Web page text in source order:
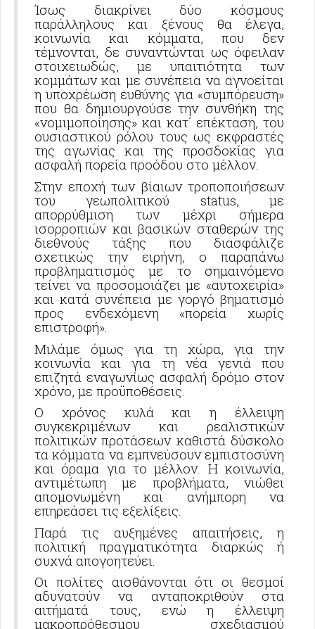
Ίσως διακρίνει δύο κόσμους
παράλληλους και ξένους θα έλεγα,
κοινωνία και κόμματα, που δεν
τέμνονται, δε συναντώνται ως όφειλαν
στοιχειωδώς, με υπαιτιότητα των
κομμάτων και με συνέπεια να αγνοείται
η υποχρέωση ευθύνης για «συμπόρευση»
που θα δημιουργούσε την συνθήκη της
«νομιμοποίησης» και κατ΄ επέκταση, του
ουσιαστικού ρόλου τους ως εκφραστές
της αγωνίας και της προσδοκίας για
ασφαλή πορεία προόδου στο μέλλον.
Στην εποχή των βίαιων τροποποιήσεων
του γεωπολιτικού status, με
απορρύθμιση των μέχρι σήμερα
ισορροπιών και βασικών σταθερών της
διεθνούς τάξης που διασφάλιζε
σχετικώς την ειρήνη, ο παραπάνω
προβληματισμός με το σημαινόμενο
τείνει να προσομοιάζει με «αυτοχειρία»
και κατά συνέπεια με γοργό βηματισμό
προς ενδεχόμενη «πορεία χωρίς
επιστροφή».
Μιλάμε όμως για τη χώρα, για την
κοινωνία και για τη νέα γενιά που
επιζητά εναγωνίως ασφαλή δρόμο στον
χρόνο, με προϋποθέσεις.
Ο χρόνος κυλά και η έλλειψη
συγκεκριμένων και ρεαλιστικών
πολιτικών προτάσεων καθιστά δύσκολο
τα κόμματα να εμπνεύσουν εμπιστοσύνη
και όραμα για το μέλλον. Η κοινωνία,
αντιμέτωπη με προβλήματα, νιώθει
απομονωμένη και ανήμπορη να
επηρεάσει τις εξελίξεις.
Παρά τις αυξημένες απαιτήσεις, η
πολιτική πραγματικότητα διαρκώς ή
συχνά απογοητεύει.
Οι πολίτες αισθάνονται ότι οι θεσμοί
αδυνατούν να ανταποκριθούν στα
αιτήματά τους, ενώ η έλλειψη
μακροπρόθεσμου σχεδιασμού